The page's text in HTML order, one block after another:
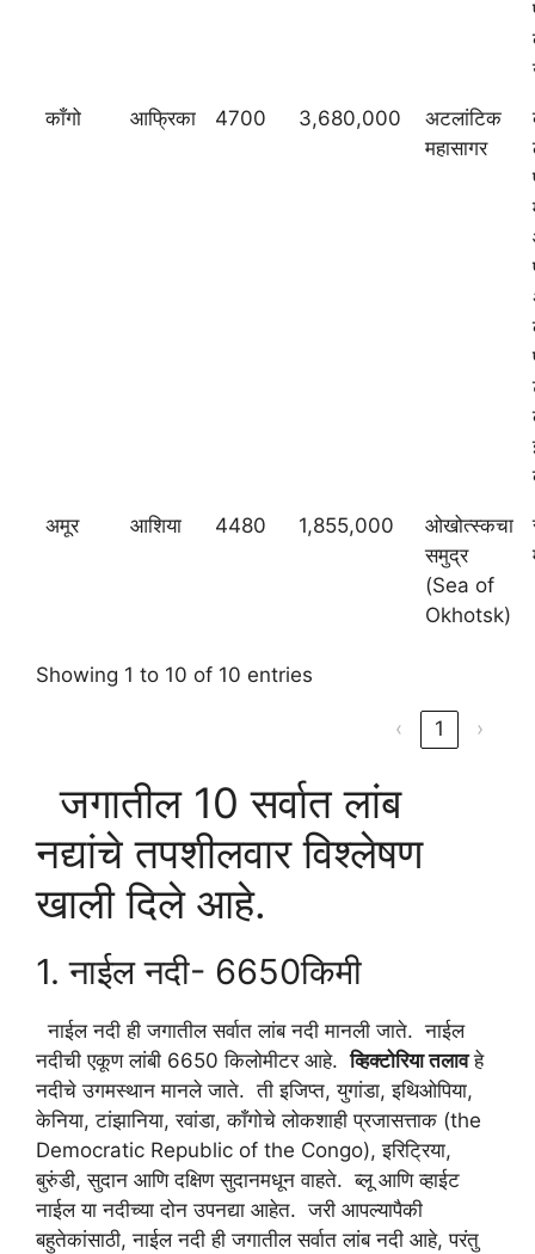
काँगो आफ्रिका 4700 3,680,000
अटलांटिक
महासागर
अमूर आशिया 4480 1,855,000
ओखोत्स्कचा
समुद्र
(Sea of
Okhotsk)
Showing 1 to 10 of 10 entries
‹ 1 ›
जगातील 10 सर्वात लांब
नद्यांचे तपशीलवार विश्लेषण
खाली दिले आहे.
1. नाईल नदी- 6650किमी
नाईल नदी ही जगातील सर्वात लांब नदी मानली जाते. नाईल
नदीची एकूण लांबी 6650 किलोमीटर आहे.व्हिक्टोरिया तलावहे
नदीचे उगमस्थान मानले जाते. ती इजिप्त, युगांडा, इथिओपिया,
केनिया, टांझानिया, रवांडा, काँगोचे लोकशाही प्रजासत्ताक (the
Democratic Republic of the Congo), इरिट्रिया,
बुरुंडी, सुदान आणि दक्षिण सुदानमधून वाहते. ब्लू आणि व्हाईट
नाईल या नदीच्या दोन उपनद्या आहेत. जरी आपल्यापैकी
बहुतेकांसाठी, नाईल नदी ही जगातील सर्वात लांब नदी आहे, परंतु